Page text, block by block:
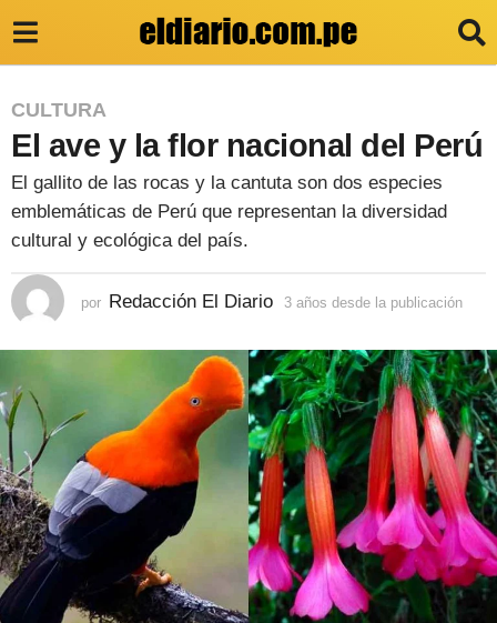
3
a
ñ
o
s
d
e
e
l
a
p
u
b
l
CULTURA
El ave y la flor nacional del Perú
El gallito de las rocas y la cantuta son dos especies
emblemáticas de Perú que representan la diversidad
cultural y ecológica del país.
por Redacción El Diario 3 años desde la publicación
o
s
d
e
s
d
e
l
a
p
u
b